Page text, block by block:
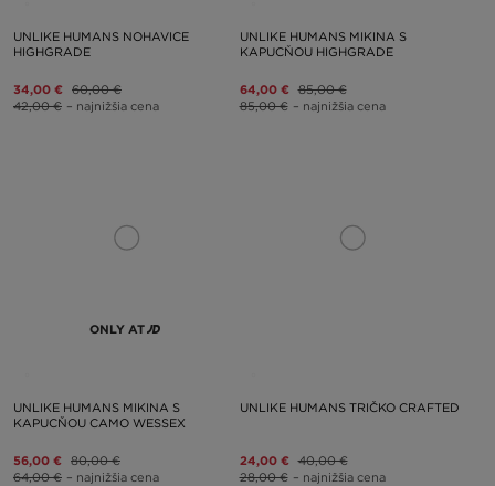
UNLIKE HUMANS NOHAVICE
HIGHGRADE
34,00 € 60,00 €
42,00 € – najnižšia cena
UNLIKE HUMANS MIKINA S
KAPUCŇOU HIGHGRADE
64,00 € 85,00 €
85,00 € – najnižšia cena
ONLY AT
UNLIKE HUMANS MIKINA S
KAPUCŇOU CAMO WESSEX
56,00 € 80,00 €
64,00 € – najnižšia cena
UNLIKE HUMANS TRIČKO CRAFTED
24,00 € 40,00 €
28,00 € – najnižšia cena